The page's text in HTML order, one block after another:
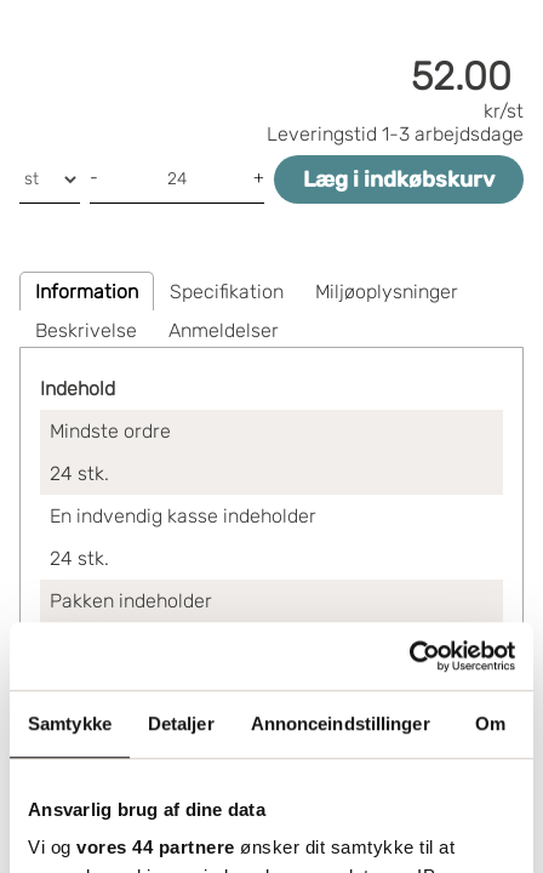
Samtykke Detaljer Annonceindstillinger Om
Ansvarlig brug af dine data
Vi og vores 44 partnere ønsker dit samtykke til at
52.00
kr/st
Leveringstid 1-3 arbejdsdage
- + Læg i indkøbskurv
Information Specifikation
Miljøoplysninger
Beskrivelse
Anmeldelser
Indehold
Mindste ordre
24 stk.
En indvendig kasse indeholder
24 stk.
Pakken indeholder
En palle indeholder
1440 stk.
24-24
48-96
42.90